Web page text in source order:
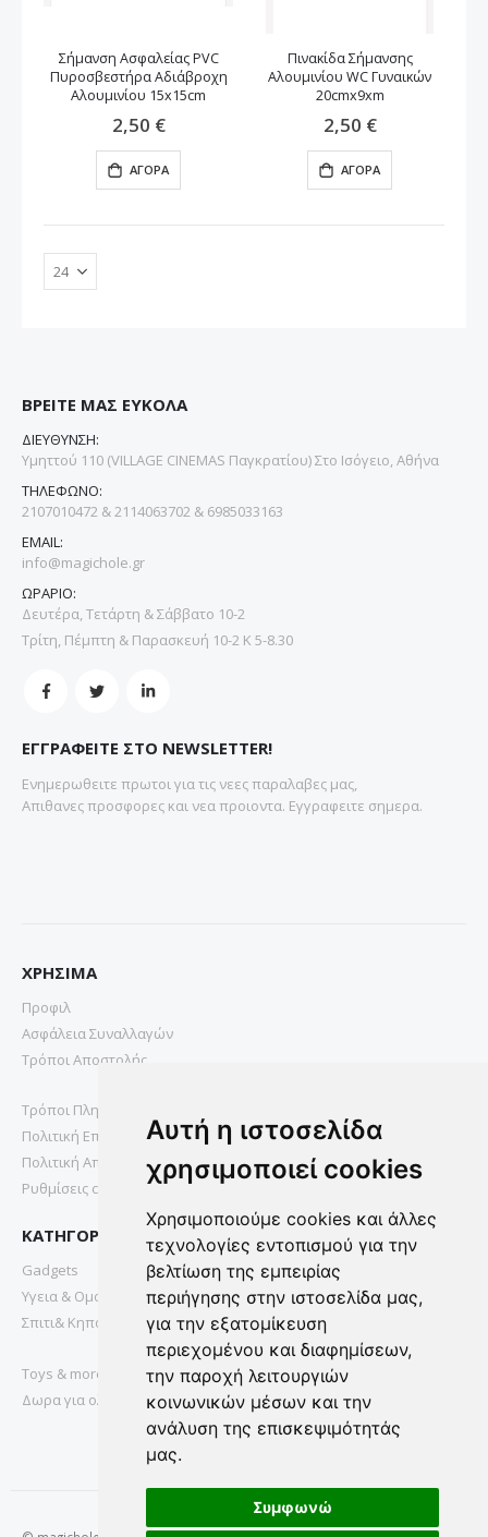
Αυτή η ιστοσελίδα
χρησιμοποιεί cookies
Χρησιμοποιούμε cookies και άλλες
τεχνολογίες εντοπισμού για την
βελτίωση της εμπειρίας
περιήγησης στην ιστοσελίδα μας,
για την εξατομίκευση
περιεχομένου και διαφημίσεων,
την παροχή λειτουργιών
κοινωνικών μέσων και την
ανάλυση της επισκεψιμότητάς
μας.
Συμφωνώ
Σήμανση Ασφαλείας PVC
Πυροσβεστήρα Αδιάβροχη
Αλουμινίου 15x15cm
2,50 €
ΑΓΟΡΆ
Πινακίδα Σήμανσης
Αλουμινίου WC Γυναικών
20cmx9xm
2,50 €
ΑΓΟΡΆ
ΒΡΕΙΤΕ ΜΑΣ ΕΥΚΟΛΑ
ΔΙΕΥΘΥΝΣΗ:
Υμηττού 110 (VILLAGE CINEMAS Παγκρατίου) Στο Ισόγειο, Αθήνα
ΤΗΛΕΦΩΝΟ:
2107010472 & 2114063702 & 6985033163
EMAIL:
info@magichole.gr
ΩΡΑΡΙΟ:
Δευτέρα, Τετάρτη & Σάββατο 10-2
Τρίτη, Πέμπτη & Παρασκευή 10-2 Κ 5-8.30
ΕΓΓΡΑΦΕΙΤΕ ΣΤΟ NEWSLETTER!
Ενημερωθειτε πρωτοι για τις νεες παραλαβες μας,
Απιθανες προσφορες και νεα προιοντα. Εγγραφειτε σημερα.
ΧΡΗΣΙΜΑ
Προφιλ
Ασφάλεια Συναλλαγών
Τρόποι Αποστολής
Τρόποι Πληρωμής
Πολιτική Επιστροφών
Πολιτική Απορρήτου
Ρυθμίσεις cookies
ΚΑΤΗΓΟΡΙΕΣ
Gadgets
Υγεια & Ομορφια
Σπιτι& Κηπος
Toys & more
Δωρα για ολους